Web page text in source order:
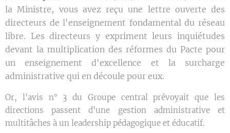
la Ministre, vous avez reçu une lettre ouverte des
directeurs de l'enseignement fondamental du réseau
libre. Les directeurs y expriment leurs inquiétudes
devant la multiplication des réformes du Pacte pour
un enseignement d'excellence et la surcharge
administrative qui en découle pour eux.
Or, l'avis n° 3 du Groupe central prévoyait que les
directions passent d'une gestion administrative et
multitâches à un leadership pédagogique et éducatif.